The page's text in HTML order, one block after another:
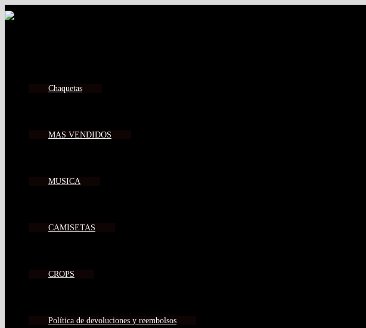
Chaquetas
MAS VENDIDOS
MUSICA
CAMISETAS
CROPS
Política de devoluciones y reembolsos